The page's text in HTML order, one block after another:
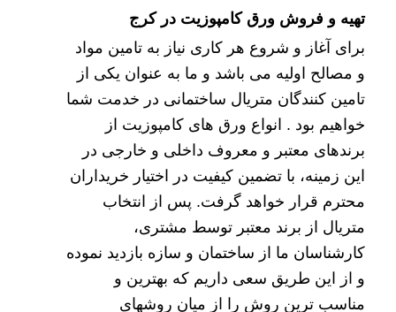
تهیه و فروش ورق کامپوزیت در کرج
برای آغاز و شروع هر کاری نیاز به تامین مواد
و مصالح اولیه می باشد و ما به عنوان یکی از
تامین کنندگان متریال ساختمانی در خدمت شما
خواهیم بود . انواع ورق های کامپوزیت از
برندهای معتبر و معروف داخلی و خارجی در
این زمینه، با تضمین کیفیت در اختیار خریداران
محترم قرار خواهد گرفت. پس از انتخاب
متریال از برند معتبر توسط مشتری،
کارشناسان ما از ساختمان و سازه بازدید نموده
و از این طریق سعی داریم که بهترین و
مناسب ترین روش را از میان روشهای